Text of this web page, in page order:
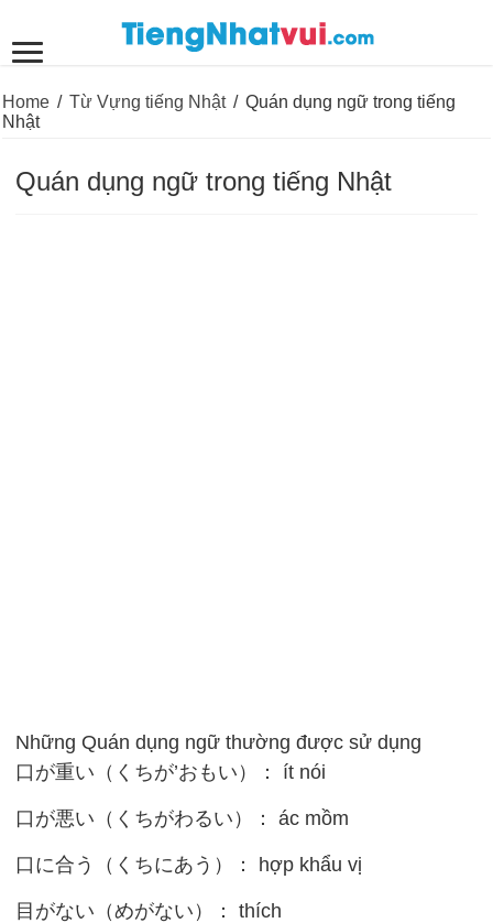
Home / Từ Vựng tiếng Nhật / Quán dụng ngữ trong tiếng
Nhật
Quán dụng ngữ trong tiếng Nhật
Những Quán dụng ngữ thường được sử dụng
口が重い（くちが’おもい）： ít nói
口が悪い（くちがわるい）： ác mồm
口に合う（くちにあう）： hợp khẩu vị
目がない（めがない）： thích